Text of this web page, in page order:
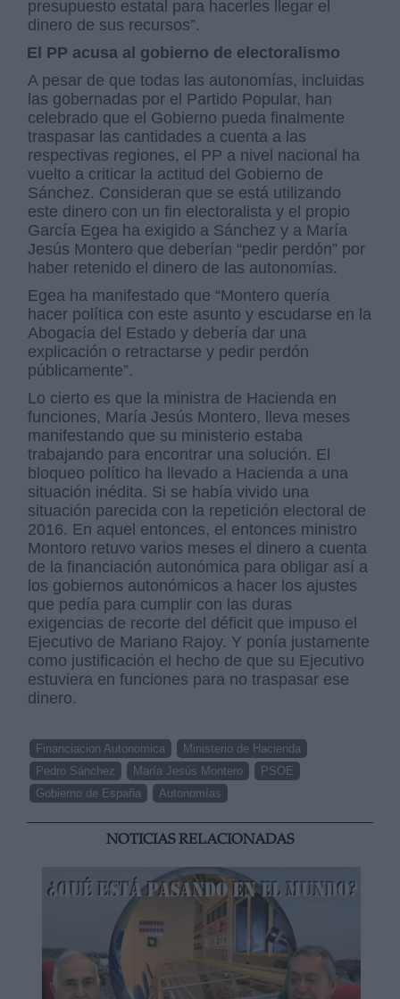
presupuesto estatal para hacerles llegar el
dinero de sus recursos”.
El PP acusa al gobierno de electoralismo
A pesar de que todas las autonomías, incluidas
las gobernadas por el Partido Popular, han
celebrado que el Gobierno pueda finalmente
traspasar las cantidades a cuenta a las
respectivas regiones, el PP a nivel nacional ha
vuelto a criticar la actitud del Gobierno de
Sánchez. Consideran que se está utilizando
este dinero con un fin electoralista y el propio
García Egea ha exigido a Sánchez y a María
Jesús Montero que deberían “pedir perdón” por
haber retenido el dinero de las autonomías.
Egea ha manifestado que “Montero quería
hacer política con este asunto y escudarse en la
Abogacía del Estado y debería dar una
explicación o retractarse y pedir perdón
públicamente”.
Lo cierto es que la ministra de Hacienda en
funciones, María Jesús Montero, lleva meses
manifestando que su ministerio estaba
trabajando para encontrar una solución. El
bloqueo político ha llevado a Hacienda a una
situación inédita. Si se había vivido una
situación parecida con la repetición electoral de
2016. En aquel entonces, el entonces ministro
Montoro retuvo varios meses el dinero a cuenta
de la financiación autonómica para obligar así a
los gobiernos autonómicos a hacer los ajustes
que pedía para cumplir con las duras
exigencias de recorte del déficit que impuso el
Ejecutivo de Mariano Rajoy. Y ponía justamente
como justificación el hecho de que su Ejecutivo
estuviera en funciones para no traspasar ese
dinero.
Financiacion Autonomica
Ministerio de Hacienda
Pedro Sánchez
María Jesús Montero
PSOE
Gobierno de España
Autonomías
NOTICIAS RELACIONADAS